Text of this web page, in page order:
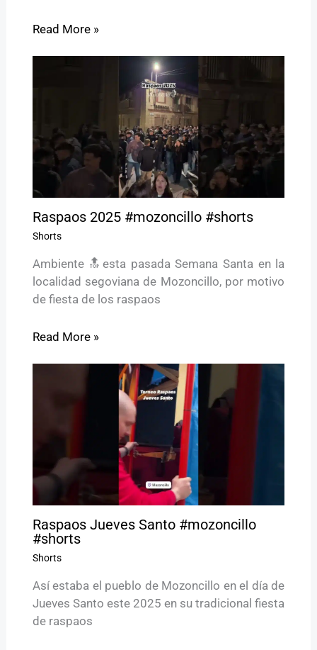
Read More »
Raspaos 2025 #mozoncillo #shorts
Shorts
Ambiente 🔝esta pasada Semana Santa en la
localidad segoviana de Mozoncillo, por motivo
de fiesta de los raspaos
Read More »
Raspaos Jueves Santo #mozoncillo
#shorts
Shorts
Así estaba el pueblo de Mozoncillo en el día de
Jueves Santo este 2025 en su tradicional fiesta
de raspaos